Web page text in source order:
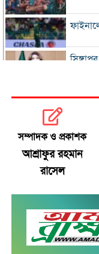
সিঙ্গাপুর
সৌদি-
সম্পাদক ও প্রকাশক
আশ্রাফুর রহমান
রাসেল